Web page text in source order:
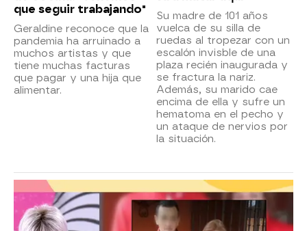
que seguir trabajando"
Geraldine reconoce que la
pandemia ha arruinado a
muchos artistas y que
tiene muchas facturas
que pagar y una hija que
alimentar.
Su madre de 101 años
vuelca de su silla de
ruedas al tropezar con un
escalón invisble de una
plaza recién inaugurada y
se fractura la nariz.
Además, su marido cae
encima de ella y sufre un
hematoma en el pecho y
un ataque de nervios por
la situación.